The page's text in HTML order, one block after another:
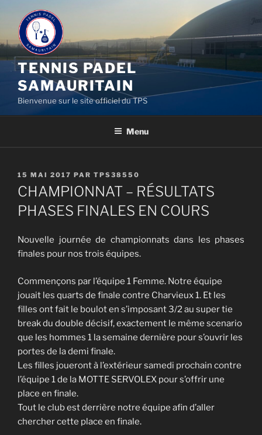
contenu
principal
TENNIS PADEL
SAMAURITAIN
Bienvenue sur le site officiel du TPS
Menu
PUBLIÉ
LE
15 MAI 2017 PAR TPS38550
CHAMPIONNAT – RÉSULTATS
PHASES FINALES EN COURS
Nouvelle journée de championnats dans les phases
finales pour nos trois équipes.
Commençons par l’équipe 1 Femme. Notre équipe
jouait les quarts de finale contre Charvieux 1. Et les
filles ont fait le boulot en s’imposant 3/2 au super tie
break du double décisif, exactement le même scenario
que les hommes 1 la semaine dernière pour s’ouvrir les
portes de la demi finale.
Les filles joueront à l’extérieur samedi prochain contre
l’équipe 1 de la MOTTE SERVOLEX pour s’offrir une
place en finale.
Tout le club est derrière notre équipe afin d’aller
chercher cette place en finale.